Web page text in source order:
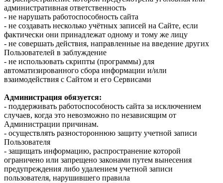
административная ответственность
- не нарушать работоспособность сайта
- не создавать несколько учётных записей на Сайте, если
фактически они принадлежат одному и тому же лицу
- не совершать действия, направленные на введение других
Пользователей в заблуждение
- не использовать скрипты (программы) для
автоматизированного сбора информации и/или
взаимодействия с Сайтом и его Сервисами
Администрация обязуется:
- поддерживать работоспособность сайта за исключением
случаев, когда это невозможно по независящим от
Администрации причинам.
- осуществлять разностороннюю защиту учетной записи
Пользователя
- защищать информацию, распространение которой
ограничено или запрещено законами путем вынесения
предупреждения либо удалением учетной записи
пользователя, нарушившего правила